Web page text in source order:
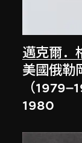
邁克爾．
美國俄勒
（
1980